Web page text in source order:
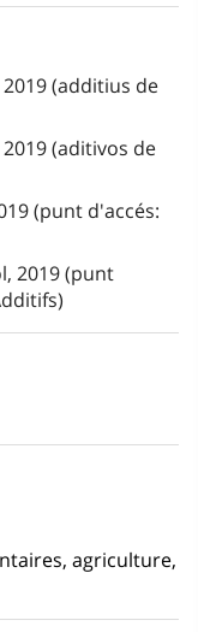
(additius de
(aditivos de
(punt d'accés:
2019 (punt
agriculture,